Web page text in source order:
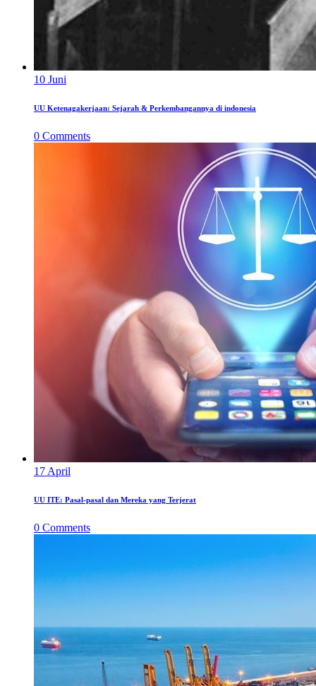
10 Juni
UU Ketenagakerjaan: Sejarah & Perkembangannya di indonesia
0 Comments
17 April
UU ITE: Pasal-pasal dan Mereka yang Terjerat
0 Comments